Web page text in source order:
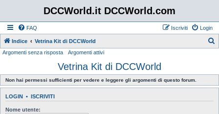
DCCWorld.it DCCWorld.com
FAQ Login
Iscriviti
Indice Vetrina Kit di DCCWorld
c
a
Argomenti senza risposta Argomenti attivi
Vetrina Kit di DCCWorld
Non hai permessi sufficienti per vedere e leggere gli argomenti di questo forum.
LOGIN • ISCRIVITI
Nome utente: